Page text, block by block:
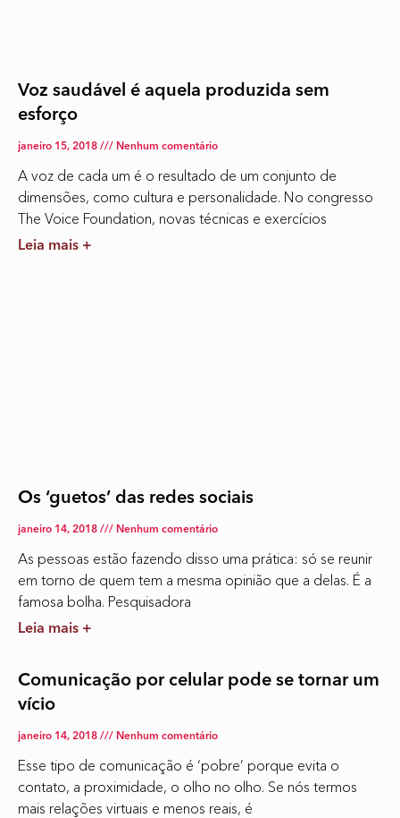
Voz saudável é aquela produzida sem
esforço
janeiro 15, 2018 Nenhum comentário
A voz de cada um é o resultado de um conjunto de
dimensões, como cultura e personalidade. No congresso
The Voice Foundation, novas técnicas e exercícios
Leia mais +
Os ‘guetos’ das redes sociais
janeiro 14, 2018 Nenhum comentário
As pessoas estão fazendo disso uma prática: só se reunir
em torno de quem tem a mesma opinião que a delas. É a
famosa bolha. Pesquisadora
Leia mais +
Comunicação por celular pode se tornar um
vício
janeiro 14, 2018 Nenhum comentário
Esse tipo de comunicação é ‘pobre’ porque evita o
contato, a proximidade, o olho no olho. Se nós termos
mais relações virtuais e menos reais, é